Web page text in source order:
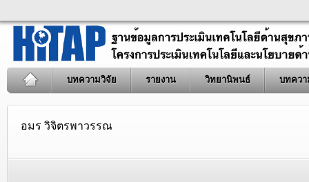
บทความวิจัย รายงาน วิทยานิพนธ์ บทควา
อมร วิจิตรพาวรรณ